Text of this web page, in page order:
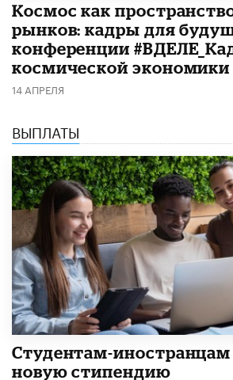
Космос как
рынков: кадры для
конференции
космической экономики
14 АПРЕЛЯ
ВЫПЛАТЫ
Студентам-
новую стипендию